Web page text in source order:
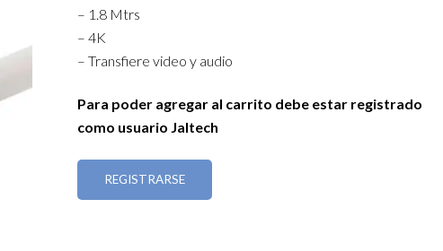
– 1.8 Mtrs
– 4K
– Transfiere video y audio
Para poder agregar al carrito debe estar registrado
como usuario Jaltech
REGISTRARSE